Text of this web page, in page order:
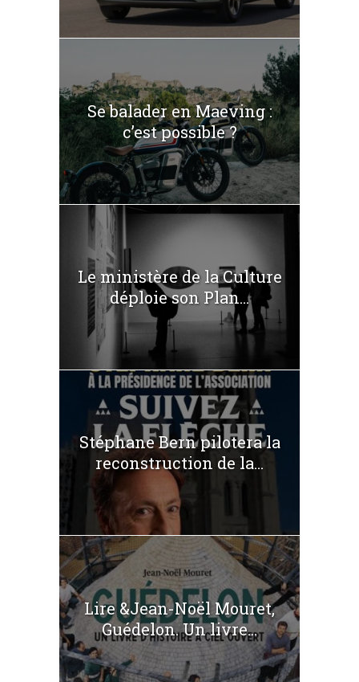
Se balader en Maeving :
c’est possible ?
Le ministère de la Culture
déploie son Plan...
Stéphane Bern pilotera la
reconstruction de la...
Lire &Jean-Noël Mouret,
Guédelon. Un livre...